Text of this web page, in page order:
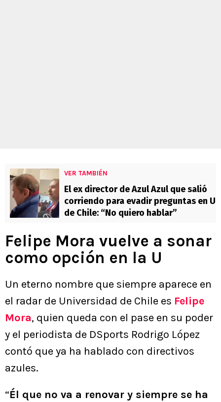
VER TAMBIÉN
El ex director de Azul Azul que salió
corriendo para evadir preguntas en U
de Chile: “No quiero hablar”
Felipe Mora vuelve a sonar
como opción en la U
Un eterno nombre que siempre aparece en
el radar de Universidad de Chile es Felipe
Mora, quien queda con el pase en su poder
y el periodista de DSports Rodrigo López
contó que ya ha hablado con directivos
azules.
“Él que no va a renovar y siempre se ha